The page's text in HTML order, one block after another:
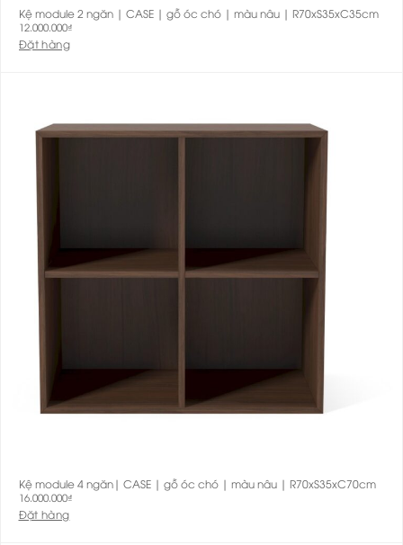
Kệ module 2 ngăn | CASE | gỗ óc chó | màu nâu | R70xS35xC35cm
12.000.000₫
Đặt hàng
Kệ module 4 ngăn| CASE | gỗ óc chó | màu nâu | R70xS35xC70cm
16.000.000₫
Đặt hàng